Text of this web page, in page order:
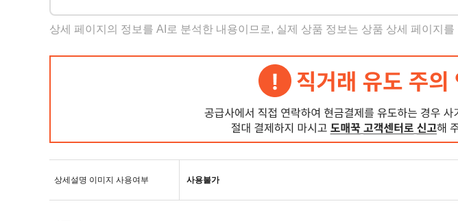
상세 페이지의 정보를 AI로 분석한 내용이므로, 실제 상품 정보는 상품 상세 페이지를
상세설명 이미지 사용여부 사용불가